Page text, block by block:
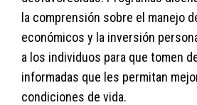
la comprensión sobre el manejo
económicos y la inversión
a los individuos para que tomen
informadas que les permitan
condiciones de vida.